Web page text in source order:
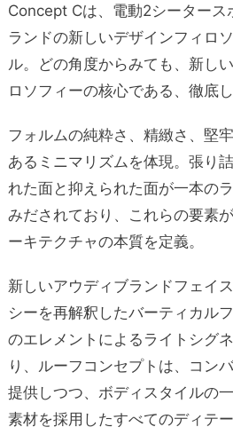
Concept Cは、電動2シータース
ランドの新しいデザインフィロ
ル。どの角度からみても、新し
ロソフィーの核心である、徹底
フォルムの純粋さ、精緻さ、堅
あるミニマリズムを体現。張り
れた面と抑えられた面が一本の
みだされており、これらの要素
ーキテクチャの本質を定義。
新しいアウディブランドフェイ
シーを再解釈したバーティカル
のエレメントによるライトシグ
り、ルーフコンセプトは、コン
提供しつつ、ボディスタイルの
素材を採用したすべてのディテ